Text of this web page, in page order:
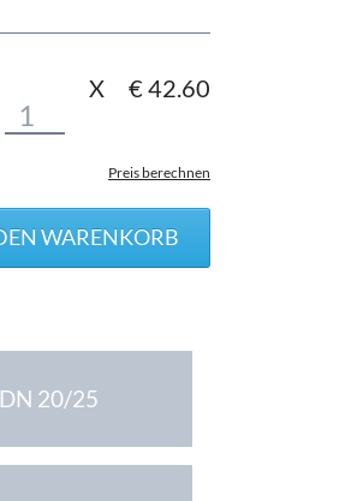
X € 42.60
Preis berechnen
DN 20/25